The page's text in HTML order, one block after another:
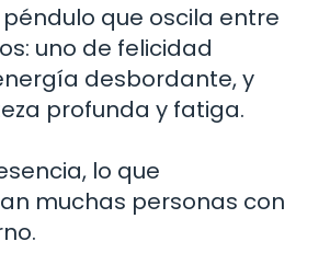
que oscila entre
uno de felicidad
desbordante, y
profunda y fatiga.
lo que
muchas personas con